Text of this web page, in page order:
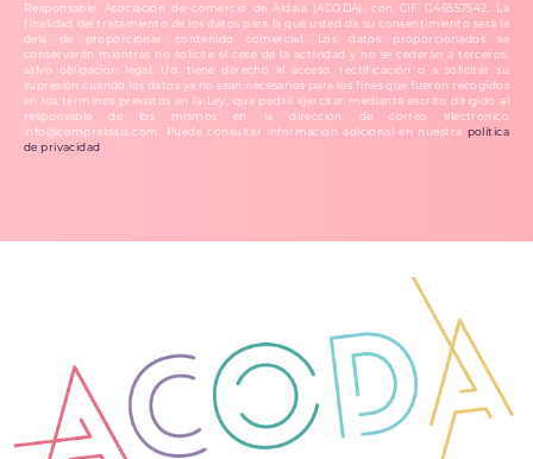
Responsable: Asociación de comercio de Aldaia (ACODA), con CIF G46557542. La
finalidad del tratamiento de los datos para la que usted da su consentimiento será la
dela de proporcionar contenido comercial. Los datos proporcionados se
conservarán mientras no solicite el cese de la actividad y no se cederán a terceros,
salvo obligación legal. Ud. tiene derecho al acceso, rectificación o a solicitar su
supresión cuando los datos ya no sean necesarios para los fines que fueron recogidos
en los términos previstos en la Ley, que podrá ejercitar mediante escrito dirigido al
responsable de los mismos en la dirección de correo electrónico
info@compraldaia.com. Puede consultar información adicional en nuestra política
de privacidad.